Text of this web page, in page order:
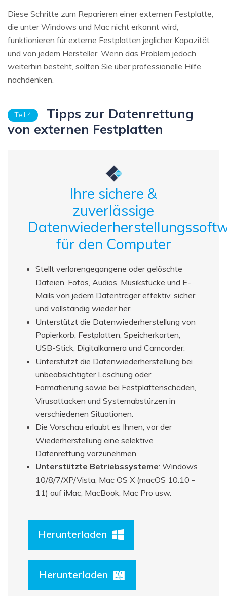
Diese Schritte zum Reparieren einer externen Festplatte,
die unter Windows und Mac nicht erkannt wird,
funktionieren für externe Festplatten jeglicher Kapazität
und von jedem Hersteller. Wenn das Problem jedoch
weiterhin besteht, sollten Sie über professionelle Hilfe
nachdenken.
Teil 4
Tipps zur Datenrettung
von externen Festplatten
Ihre sichere &
zuverlässige
für den Computer
Stellt verlorengegangene oder gelöschte
Dateien, Fotos, Audios, Musikstücke und E-
Mails von jedem Datenträger effektiv, sicher
und vollständig wieder her.
Unterstützt die Datenwiederherstellung von
Papierkorb, Festplatten, Speicherkarten,
USB-Stick, Digitalkamera und Camcorder.
Unterstützt die Datenwiederherstellung bei
unbeabsichtigter Löschung oder
Formatierung sowie bei Festplattenschäden,
Virusattacken und Systemabstürzen in
verschiedenen Situationen.
Die Vorschau erlaubt es Ihnen, vor der
Wiederherstellung eine selektive
Datenrettung vorzunehmen.
Unterstützte Betriebssysteme: Windows
10/8/7/XP/Vista, Mac OS X (macOS 10.10 -
11) auf iMac, MacBook, Mac Pro usw.
Herunterladen
Herunterladen